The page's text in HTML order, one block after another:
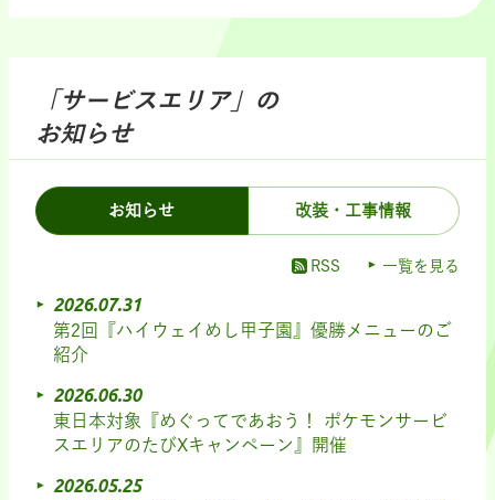
「サービスエリア」の
お知らせ
お知らせ 改装・工事情報
RSS 一覧を見る
2026.07.31
第2回『ハイウェイめし甲子園』優勝メニューのご
紹介
2026.06.30
東日本対象『めぐってであおう！ ポケモンサービ
スエリアのたびXキャンペーン』開催
2026.05.25